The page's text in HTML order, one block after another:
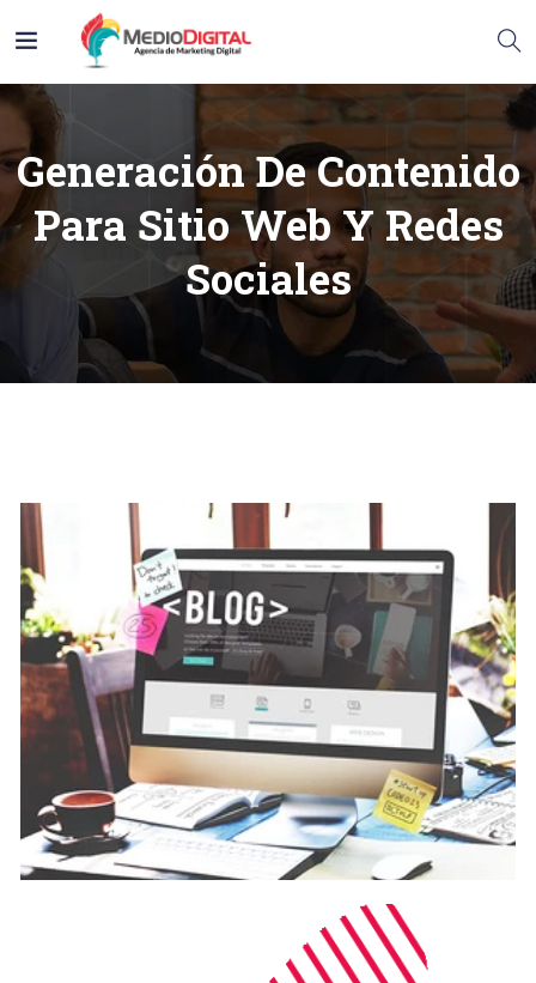
Generación De Contenido
Para Sitio Web Y Redes
Sociales